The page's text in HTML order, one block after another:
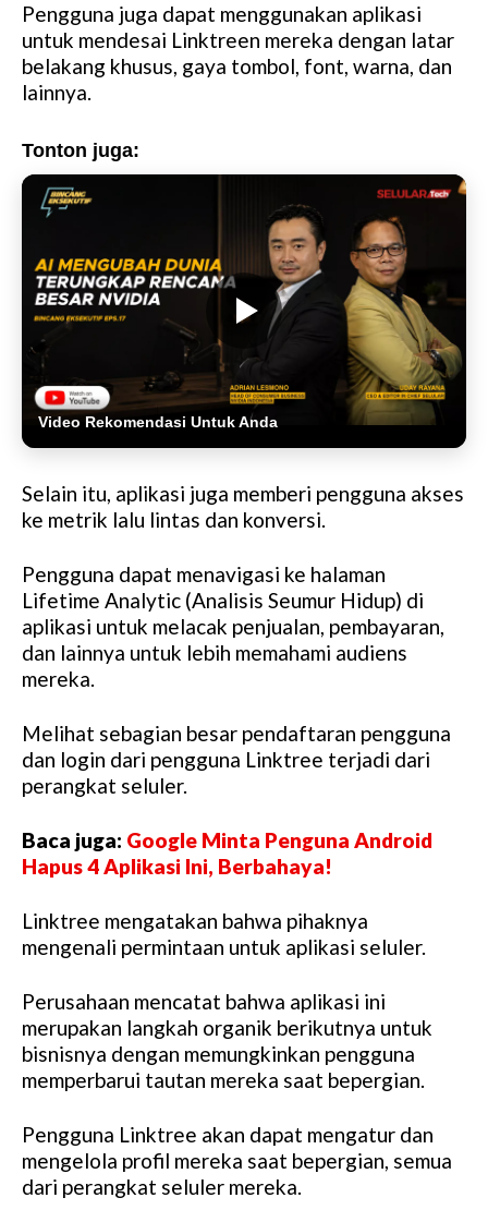
Pengguna juga dapat menggunakan aplikasi
untuk mendesai Linktreen mereka dengan latar
belakang khusus, gaya tombol, font, warna, dan
lainnya.
Tonton juga:
Video Rekomendasi Untuk Anda
Selain itu, aplikasi juga memberi pengguna akses
ke metrik lalu lintas dan konversi.
Pengguna dapat menavigasi ke halaman
Lifetime Analytic (Analisis Seumur Hidup) di
aplikasi untuk melacak penjualan, pembayaran,
dan lainnya untuk lebih memahami audiens
mereka.
Melihat sebagian besar pendaftaran pengguna
dan login dari pengguna Linktree terjadi dari
perangkat seluler.
Baca juga: Google Minta Penguna Android
Hapus 4 Aplikasi Ini, Berbahaya!
Linktree mengatakan bahwa pihaknya
mengenali permintaan untuk aplikasi seluler.
Perusahaan mencatat bahwa aplikasi ini
merupakan langkah organik berikutnya untuk
bisnisnya dengan memungkinkan pengguna
memperbarui tautan mereka saat bepergian.
Pengguna Linktree akan dapat mengatur dan
mengelola profil mereka saat bepergian, semua
dari perangkat seluler mereka.